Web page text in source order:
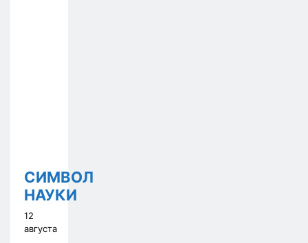
СИМВОЛ
НАУКИ
12
августа